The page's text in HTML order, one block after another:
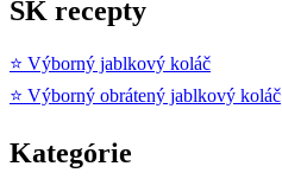
SK recepty
⭐ Výborný jablkový koláč
⭐ Výborný obrátený jablkový koláč
Kategórie